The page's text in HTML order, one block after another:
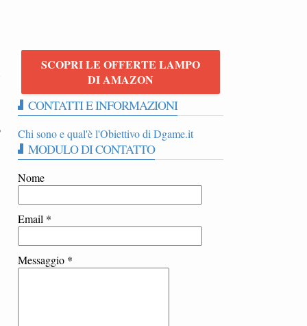
SCOPRI LE OFFERTE LAMPO
DI AMAZON
CONTATTI E INFORMAZIONI
Chi sono e qual'è l'Obiettivo di Dgame.it
MODULO DI CONTATTO
Nome
Email *
Messaggio *